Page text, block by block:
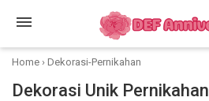
Home › Dekorasi-Pernikahan
Dekorasi Unik Pernikahan